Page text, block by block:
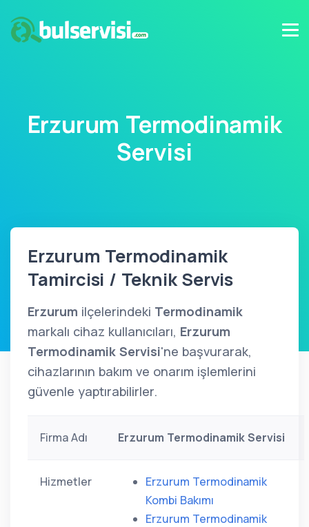
Erzurum Termodinamik
Servisi
Erzurum Termodinamik
Tamircisi / Teknik Servis
Erzurum ilçelerindeki Termodinamik
markalı cihaz kullanıcıları, Erzurum
Termodinamik Servisi'ne başvurarak,
cihazlarının bakım ve onarım işlemlerini
güvenle yaptırabilirler.
Firma Adı Erzurum Termodinamik Servisi
Hizmetler
Erzurum Termodinamik
Kombi Bakımı
Erzurum Termodinamik